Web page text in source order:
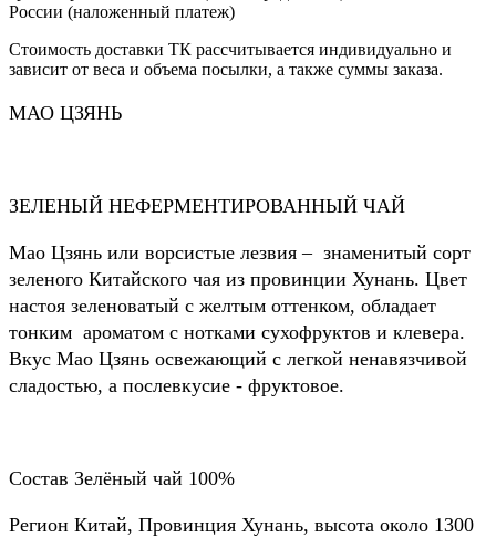
России (наложенный платеж)
Стоимость доставки ТК рассчитывается индивидуально и
зависит от веса и объема посылки, а также суммы заказа.
МАО ЦЗЯНЬ
ЗЕЛЕНЫЙ НЕФЕРМЕНТИРОВАННЫЙ ЧАЙ
Мао Цзянь или ворсистые лезвия – знаменитый сорт
зеленого Китайского чая из провинции Хунань. Цвет
настоя зеленоватый с желтым оттенком, обладает
тонким ароматом с нотками сухофруктов и клевера.
Вкус Мао Цзянь освежающий с легкой ненавязчивой
сладостью, а послевкусие - фруктовое.
Состав Зелёный чай 100%
Регион Китай, Провинция Хунань, высота около 1300